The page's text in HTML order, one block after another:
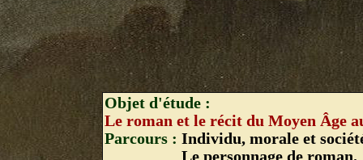
Objet d'étude :
Le roman et le récit du Moyen Âge
Parcours : Individu, morale et
Le personnage de roman.